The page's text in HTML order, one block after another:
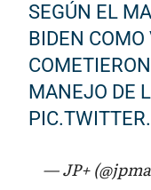
SEGÚN EL
BIDEN
MANEJO DE
— JP+